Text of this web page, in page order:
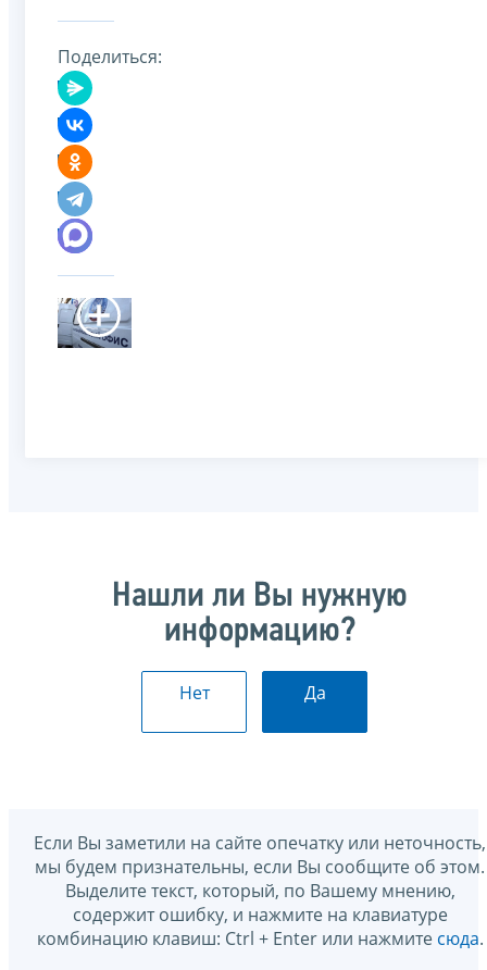
Поделиться:
Нашли ли Вы нужную
информацию?
Нет Да
Если Вы заметили на сайте опечатку или неточность,
мы будем признательны, если Вы сообщите об этом.
Выделите текст, который, по Вашему мнению,
содержит ошибку, и нажмите на клавиатуре
комбинацию клавиш: Ctrl + Enter или нажмите сюда.